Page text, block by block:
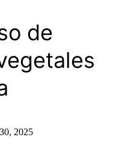
de
2025